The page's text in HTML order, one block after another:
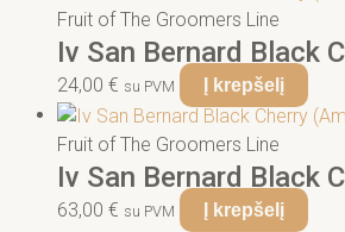
Fruit of The Groomers Line
Iv San Bernard Black
24,00 € su PVM Į krepšelį
Fruit of The Groomers Line
Iv San Bernard Black
63,00 € su PVM Į krepšelį